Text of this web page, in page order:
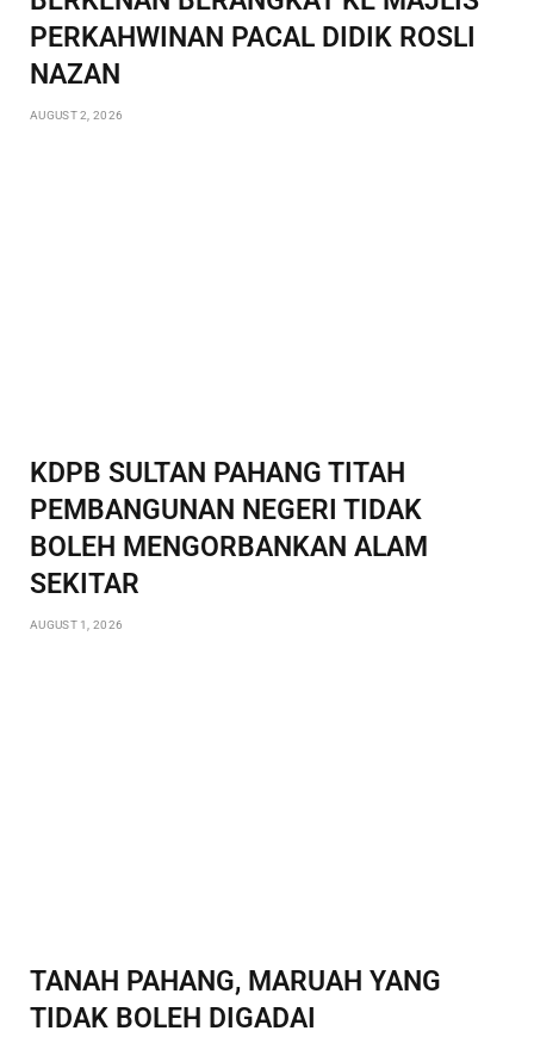
PERKAHWINAN PACAL DIDIK ROSLI
NAZAN
AUGUST 2, 2026
KDPB SULTAN PAHANG TITAH
PEMBANGUNAN NEGERI TIDAK
BOLEH MENGORBANKAN ALAM
SEKITAR
AUGUST 1, 2026
TANAH PAHANG, MARUAH YANG
TIDAK BOLEH DIGADAI